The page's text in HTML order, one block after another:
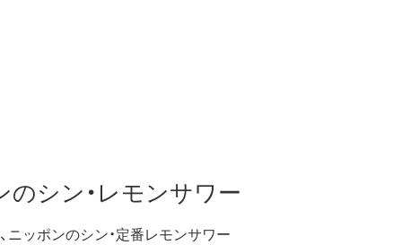
シン・レモンサワー
ッポンのシン・定番レモンサワー